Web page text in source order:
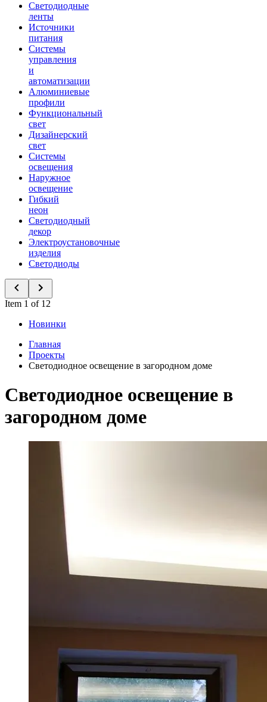
Светодиодные
ленты
Источники
питания
Системы
управления
и
автоматизации
Алюминиевые
профили
Функциональный
свет
Дизайнерский
свет
Системы
освещения
Наружное
освещение
Гибкий
неон
Светодиодный
декор
Электроустановочные
изделия
Светодиоды
Item 1 of 12
Новинки
Главная
Проекты
Светодиодное освещение в загородном доме
Светодиодное освещение в
загородном доме